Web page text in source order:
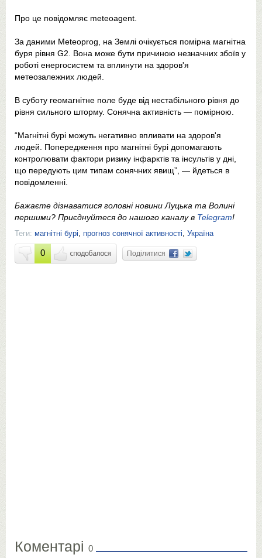
Про це повідомляє meteoagent.
За даними Meteoprog, на Землі очікується помірна магнітна
буря рівня G2. Вона може бути причиною незначних збоїв у
роботі енергосистем та вплинути на здоров'я
метеозалежних людей.
В суботу геомагнітне поле буде від нестабільного рівня до
рівня сильного шторму. Сонячна активність — помірною.
“Магнітні бурі можуть негативно впливати на здоров'я
людей. Попередження про магнітні бурі допомагають
контролювати фактори ризику інфарктів та інсультів у дні,
що передують цим типам сонячних явищ”, — йдеться в
повідомленні.
Бажаєте дізнаватися головні новини Луцька та Волині
першими? Приєднуйтеся до нашого каналу в Telegram!
Теги: магнітні бурі прогноз сонячної активності Україна
0 Поділитися
Коментарі 0